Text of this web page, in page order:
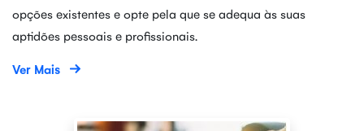
opções existentes e opte pela que se adequa às suas
aptidões pessoais e profissionais.
Ver Mais